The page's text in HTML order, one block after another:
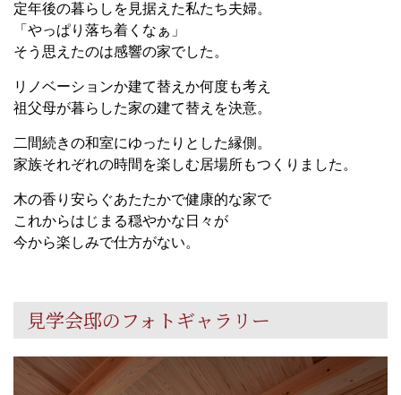
定年後の暮らしを見据えた私たち夫婦。
「やっぱり落ち着くなぁ」
そう思えたのは感響の家でした。
リノベーションか建て替えか何度も考え
祖父母が暮らした家の建て替えを決意。
二間続きの和室にゆったりとした縁側。
家族それぞれの時間を楽しむ居場所もつくりました。
木の香り安らぐあたたかで健康的な家で
これからはじまる穏やかな日々が
今から楽しみで仕方がない。
見学会邸のフォトギャラリー